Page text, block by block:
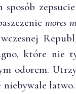
mores
które nie
odorem.
niebywale